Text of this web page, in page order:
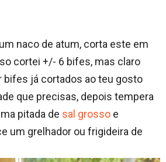
naco de atum, corta este em
cortei +/- 6 bifes, mas claro
bifes já cortados ao teu gosto
que precisas, depois tempera
pitada de sal grosso e
um grelhador ou frigideira de